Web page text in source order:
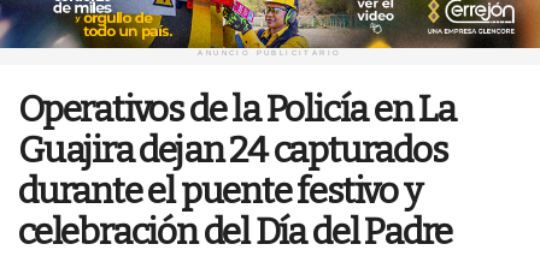
ANUNCIO PUBLICITARIO
Operativos de la Policía en La
Guajira dejan 24 capturados
durante el puente festivo y
celebración del Día del Padre